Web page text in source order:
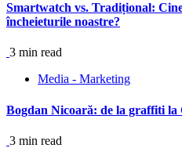
Smartwatch vs. Tradițional:
încheieturile noastre?
3 min read
Media - Marketing
Bogdan Nicoară: de la graffiti la
3 min read